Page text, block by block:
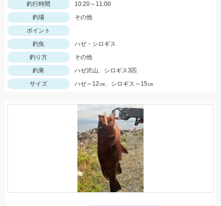
釣行時間
10:20～11:00
釣場
その他
ポイント
釣魚
ハゼ・シロギス
釣り方
その他
釣果
ハゼ沢山、シロギス3匹
サイズ
ハゼ～12㎝、シロギス～15㎝